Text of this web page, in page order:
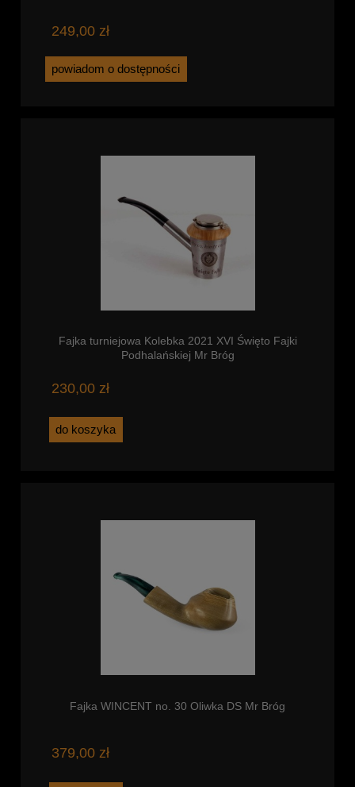
249,00 zł
powiadom o dostępności
Fajka turniejowa Kolebka 2021 XVI Święto Fajki
Podhalańskiej Mr Bróg
230,00 zł
do koszyka
Fajka WINCENT no. 30 Oliwka DS Mr Bróg
379,00 zł